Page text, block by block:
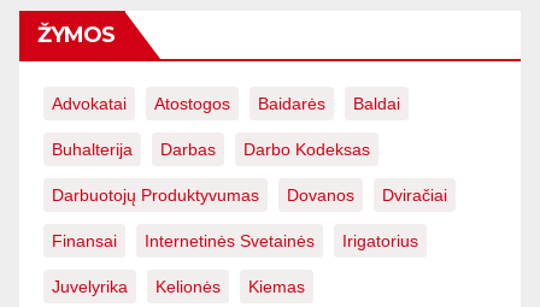
ŽYMOS
Advokatai Atostogos Baidarės Baldai
Buhalterija Darbas Darbo Kodeksas
Darbuotojų Produktyvumas Dovanos Dviračiai
Finansai Internetinės Svetainės Irigatorius
Juvelyrika Kelionės Kiemas